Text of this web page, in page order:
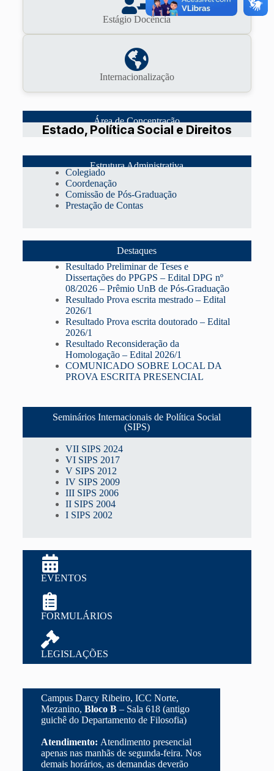
Estágio Docência
Internacionalização
Área de Concentração
Estado, Política Social e Direitos
Estrutura Administrativa
Colegiado
Coordenação
Comissão de Pós-Graduação
Prestação de Contas
Destaques
Resultado Preliminar de Teses e
Dissertações do PPGPS – Edital DPG nº
08/2026 – Prêmio UnB de Pós-Graduação
Resultado Prova escrita mestrado – Edital
2026/1
Resultado Prova escrita doutorado – Edital
2026/1
Resultado Reconsideração da
Homologação – Edital 2026/1
COMUNICADO SOBRE LOCAL DA
PROVA ESCRITA PRESENCIAL
Seminários Internacionais de Política Social
(SIPS)
VII SIPS 2024
VI SIPS 2017
V SIPS 2012
IV SIPS 2009
III SIPS 2006
II SIPS 2004
I SIPS 2002
EVENTOS
FORMULÁRIOS
LEGISLAÇÕES
Campus Darcy Ribeiro, ICC Norte,
Mezanino, Bloco B– Sala 618 (antigo
guichê do Departamento de Filosofia)
Atendimento: Atendimento presencial
apenas nas manhãs de segunda-feira. Nos
demais horários, as demandas deverão